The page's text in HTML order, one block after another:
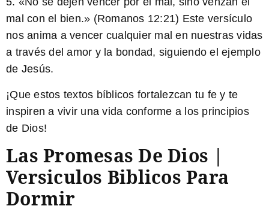
mal con el bien.» (Romanos 12:21) Este versículo
nos anima a vencer cualquier mal en nuestras vidas
a través del amor y la bondad, siguiendo el ejemplo
de Jesús.
¡Que estos textos bíblicos fortalezcan tu fe y te
inspiren a vivir una vida conforme a los principios
de Dios!
Las Promesas De Dios |
Versiculos Biblicos Para
Dormir